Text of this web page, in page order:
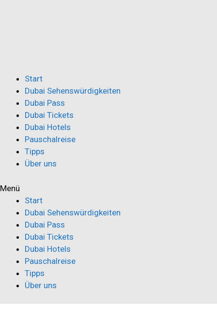
Start
Dubai Sehenswürdigkeiten
Dubai Pass
Dubai Tickets
Dubai Hotels
Pauschalreise
Tipps
Über uns
Menü
Start
Dubai Sehenswürdigkeiten
Dubai Pass
Dubai Tickets
Dubai Hotels
Pauschalreise
Tipps
Über uns